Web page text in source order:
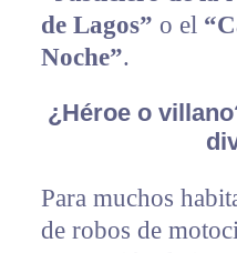
de Lagos” o el
Noche”.
¿Héroe o
Para muchos
de robos de